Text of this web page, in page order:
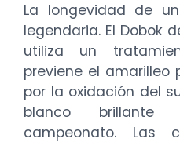
La longevidad de
legendaria. El Dobok
utiliza un
previene el amarilleo
por la oxidación del
blanco brillante
campeonato. Las